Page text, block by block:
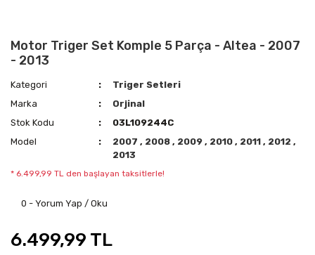
Motor Triger Set Komple 5 Parça - Altea - 2007
- 2013
Kategori
Triger Setleri
Marka
Orjinal
Stok Kodu
03L109244C
Model
2007, 2008, 2009, 2010, 2011, 2012,
2013
* 6.499,99 TL den başlayan taksitlerle!
0 - Yorum Yap / Oku
6.499,99 TL